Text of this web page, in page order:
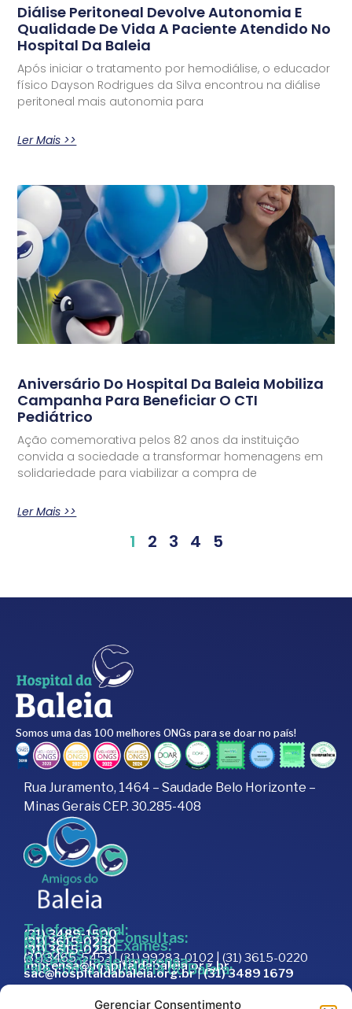
Gerenciar Consentimento
Diálise Peritoneal Devolve Autonomia E
Qualidade De Vida A Paciente Atendido No
Hospital Da Baleia
Após iniciar o tratamento por hemodiálise, o educador
físico Dayson Rodrigues da Silva encontrou na diálise
peritoneal mais autonomia para
Ler Mais >>
Aniversário Do Hospital Da Baleia Mobiliza
Campanha Para Beneficiar O CTI
Pediátrico
Ação comemorativa pelos 82 anos da instituição
convida a sociedade a transformar homenagens em
solidariedade para viabilizar a compra de
Ler Mais >>
1 2 3 4 5
Somos uma das 100 melhores ONGs para se doar no país!
Rua Juramento, 1464 – Saudade Belo Horizonte –
Minas Gerais CEP. 30.285-408
Telefone Geral:
(31) 3489-1500
Marcação de Consultas:
(31) 3615-0230
Marcação de Exames:
(31) 3615-0230
Doações:
(31) 3465-5453 | (31) 99283-0102 | (31) 3615-0220
Assessoria de Imprensa:
imprensa@hospitaldabaleia.org.br
Fale com a Ouvidoria do Baleia:
sac@hospitaldabaleia.org.br|(31) 3489 1679